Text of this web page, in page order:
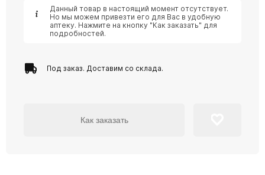
Данный товар в настоящий момент отсутствует.
Но мы можем привезти его для Вас в удобную
аптеку. Нажмите на кнопку "Как заказать" для
подробностей.
Под заказ. Доставим со склада.
Как заказать